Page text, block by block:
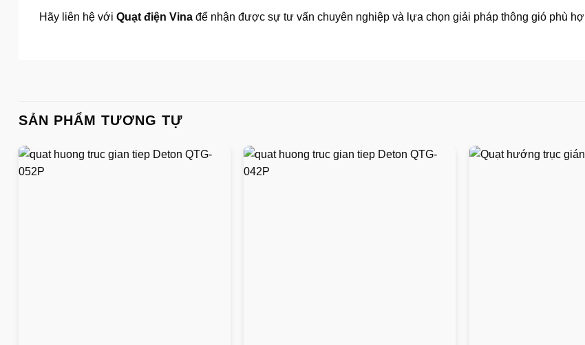
Hãy liên hệ với Quạt điện Vina để nhận được sự tư vấn chuyên nghiệp và lựa chọn giải pháp thông gió phù
SẢN PHẨM TƯƠNG TỰ